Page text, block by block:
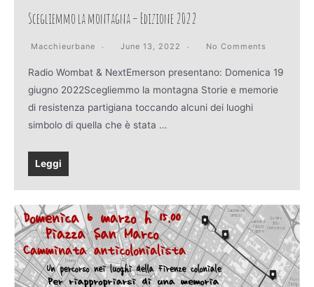
Scegliemmo la montagna – Edizione 2022
Macchieurbane June 13, 2022 No Comments
Radio Wombat & NextEmerson presentano: Domenica 19
giugno 2022Scegliemmo la montagna Storie e memorie
di resistenza partigiana toccando alcuni dei luoghi
simbolo di quella che è stata …
Leggi